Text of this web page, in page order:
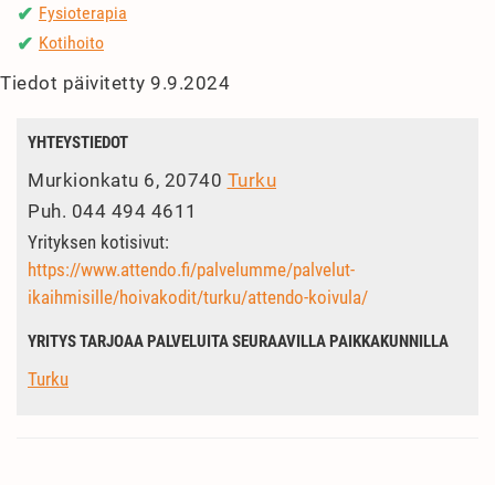
✔ Fysioterapia
✔ Kotihoito
Tiedot päivitetty 9.9.2024
YHTEYSTIEDOT
Murkionkatu 6, 20740 Turku
Puh. 044 494 4611
Yrityksen kotisivut:
https://www.attendo.fi/palvelumme/palvelut-
ikaihmisille/hoivakodit/turku/attendo-koivula/
YRITYS TARJOAA PALVELUITA SEURAAVILLA PAIKKAKUNNILLA
Turku